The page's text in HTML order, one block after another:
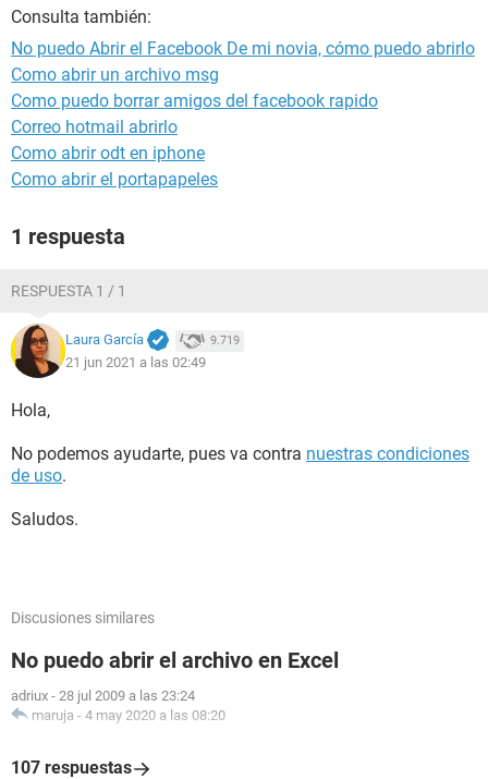
Consulta también:
No puedo Abrir el Facebook De mi novia, cómo puedo abrirlo
Como abrir un archivo msg
Como puedo borrar amigos del facebook rapido
Correo hotmail abrirlo
Como abrir odt en iphone
Como abrir el portapapeles
1 respuesta
RESPUESTA 1 / 1
Laura García 9.719
21 jun 2021 a las 02:49
Hola,
No podemos ayudarte, pues va contra nuestras condiciones
de uso.
Saludos.
Discusiones similares
No puedo abrir el archivo en Excel
adriux - 28 jul 2009 a las 23:24
maruja - 4 may 2020 a las 08:20
107 respuestas